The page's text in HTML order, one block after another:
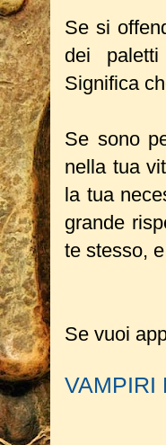
Se si
dei
Significa
Se sono
nella tua
la tua
grande
te stesso,
Se vuoi
VAMPIRI